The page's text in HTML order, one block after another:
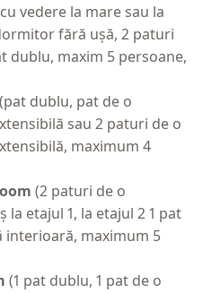
vedere la mare sau la
fără ușă, 2 paturi
dublu, maxim 5 persoane,
(pat dublu, pat de o
sau 2 paturi de o
maximum 4
(2 paturi de o
la etajul 1, la etajul 2 1 pat
interioară, maximum 5
(1 pat dublu, 1 pat de o